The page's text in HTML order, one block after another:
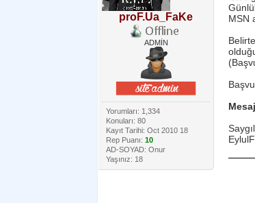
proF.Ua_FaKe
ADMİN
Yorumları: 1,334
Konuları: 80
Kayıt Tarihi: Oct 2010 18
Rep Puanı: 10
AD-SOYAD: Onur
Yaşınız: 18
MSN